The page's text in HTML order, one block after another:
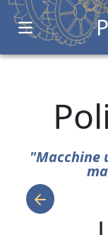
Open main
"Macchine